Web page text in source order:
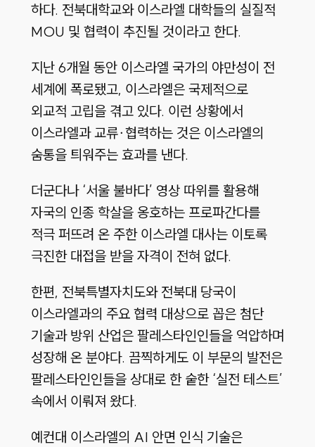
하다. 전북대학교와 이스라엘 대학들의 실질적
MOU 및 협력이 추진될 것이라고 한다.
지난 6개월 동안 이스라엘 국가의 야만성이 전
세계에 폭로됐고, 이스라엘은 국제적으로
외교적 고립을 겪고 있다. 이런 상황에서
이스라엘과 교류∙협력하는 것은 이스라엘의
숨통을 틔워주는 효과를 낸다.
더군다나 ‘서울 불바다’ 영상 따위를 활용해
자국의 인종 학살을 옹호하는 프로파간다를
적극 퍼뜨려 온 주한 이스라엘 대사는 이토록
극진한 대접을 받을 자격이 전혀 없다.
한편, 전북특별자치도와 전북대 당국이
이스라엘과의 주요 협력 대상으로 꼽은 첨단
기술과 방위 산업은 팔레스타인인들을 억압하며
성장해 온 분야다. 끔찍하게도 이 부문의 발전은
팔레스타인인들을 상대로 한 숱한 ‘실전 테스트’
속에서 이뤄져 왔다.
예컨대 이스라엘의 AI 안면 인식 기술은